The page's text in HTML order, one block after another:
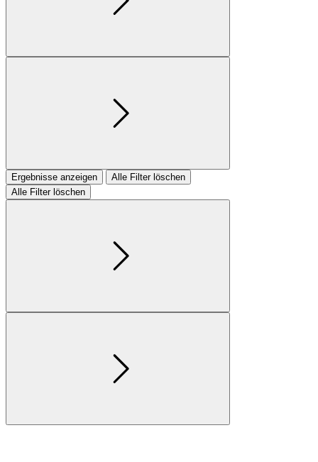
Ergebnisse anzeigen
Alle Filter löschen
Alle Filter löschen